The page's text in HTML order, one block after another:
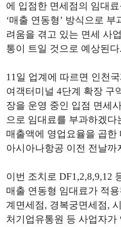
에 입점한 면세점의 임대료
‘매출 연동형’ 방식으로
려움을 겪고 있는 면세 사
통이 트일 것으로 예상된다.
11일 업계에 따르면 인천
여객터미널 4단계 확장 구
장을 운영 중인 입점 면세
으로 임대료를 부과하겠
매출액에 영업요율을 곱한
아시아나항공 이전 전날까
이번 조치로 DF1,2,8,9,12
매출 연동형 임대료가 적
계면세점, 경복궁면세점,
처기업유통원 등 사업자